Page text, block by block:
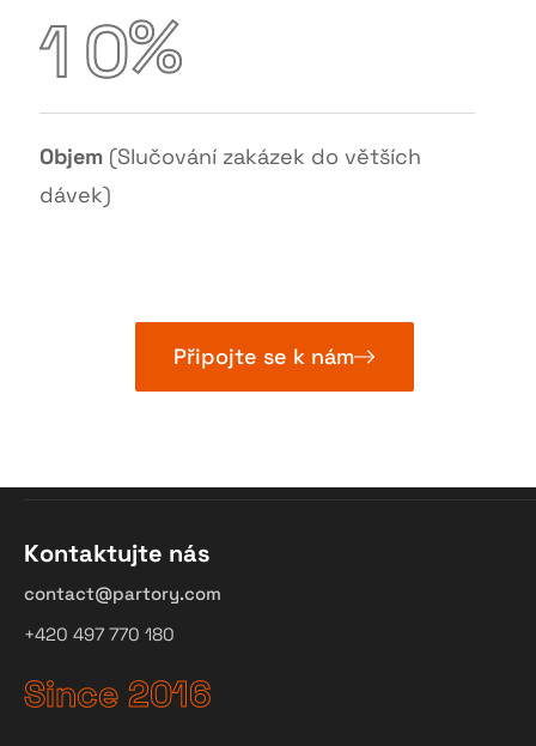
1 0%
Objem (Slučování zakázek do větších
dávek)
Připojte se k nám
Kontaktujte nás
contact@partory.com
+420 497 770 180
Since 2016